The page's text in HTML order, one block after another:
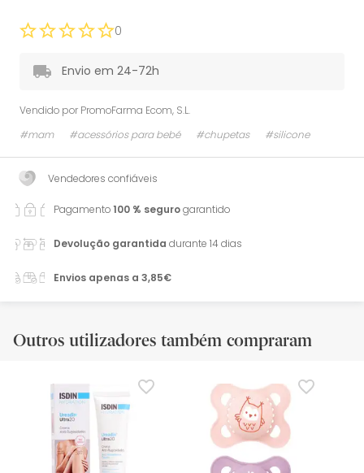
0
Envio em 24-72h
Vendido por PromoFarma Ecom, S.L.
#mam
#acessórios para bebé #chupetas #silicone
Vendedores confiáveis
Pagamento100 % segurogarantido
Devolução garantida durante 14 dias
Envios apenas a 3,85€
Outros utilizadores também compraram